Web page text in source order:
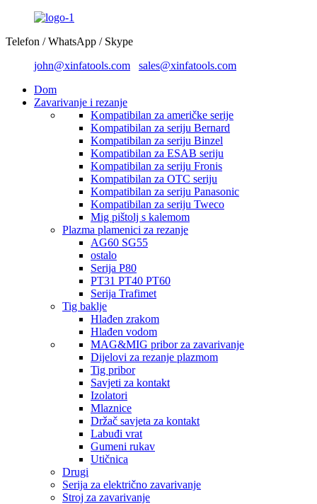
Telefon / WhatsApp / Skype
john@xinfatools.com
sales@xinfatools.com
Dom
Zavarivanje i rezanje
Kompatibilan za američke serije
Kompatibilan za seriju Bernard
Kompatibilan za seriju Binzel
Kompatibilan za ESAB seriju
Kompatibilan za seriju Fronis
Kompatibilan za OTC seriju
Kompatibilan za seriju Panasonic
Kompatibilan za seriju Tweco
Mig pištolj s kalemom
Plazma plamenici za rezanje
AG60 SG55
ostalo
Serija P80
PT31 PT40 PT60
Serija Trafimet
Tig baklje
Hlađen zrakom
Hlađen vodom
MAG&MIG pribor za zavarivanje
Dijelovi za rezanje plazmom
Tig pribor
Savjeti za kontakt
Izolatori
Mlaznice
Držač savjeta za kontakt
Labuđi vrat
Gumeni rukav
Utičnica
Drugi
Serija za električno zavarivanje
Stroj za zavarivanje